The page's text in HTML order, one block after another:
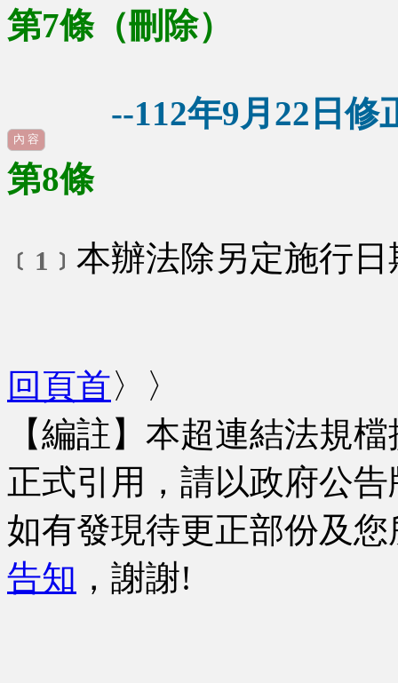
第7條（刪除）
--112年9月22日修
內 容
第8條
﹝1﹞ 本辦法除另定施行
回頁首〉〉
【編註】本超連結法規
正式引用，請以政府公
如有發現待更正部份及
告知 ，謝謝!